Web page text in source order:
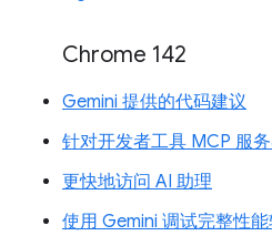
Chrome 142
Gemini 提供的代码建议
针对开发者工具 MCP 服
更快地访问 AI 助理
使用 Gemini 调试完整性